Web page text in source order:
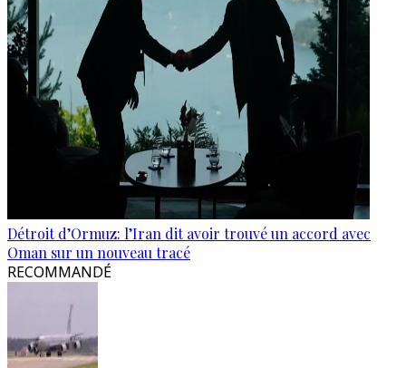
Détroit d’Ormuz: l’Iran dit avoir trouvé un accord avec
Oman sur un nouveau tracé
RECOMMANDÉ